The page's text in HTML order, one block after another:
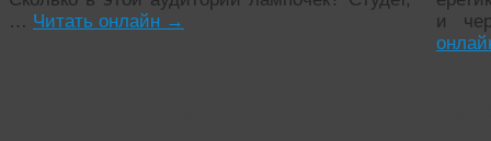
… Читать онлайн →
и